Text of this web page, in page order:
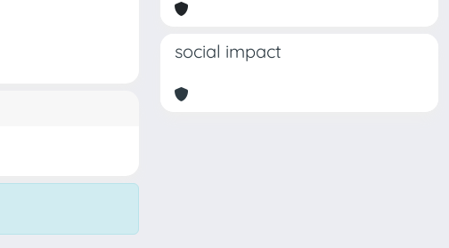
social impact